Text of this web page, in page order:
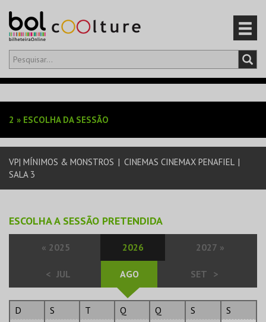
Olá,iniciar sessão
EVENTOS
CARTÕES
2 » ESCOLHA DA SESSÃO
VP| MÍNIMOS & MONSTROS | CINEMAS CINEMAX PENAFIEL |
SALA 3
ESCOLHA A SESSÃO PRETENDIDA
« 2025 2026 2027 »
< JUL AGO SET >
D S T Q Q S
S